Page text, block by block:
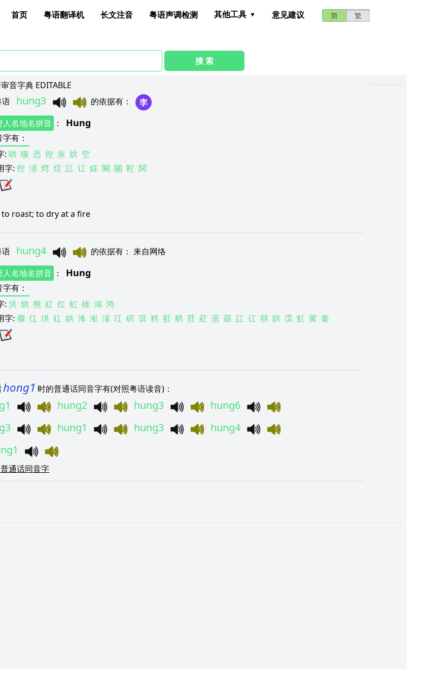
简 繁
首页 粤语翻译机 长文注音 粤语声调检测 其他工具 意见建议
搜 索
音字典 EDITABLE
语 hung3 的依据有 ：
李
人名地名拼音 ： Hung
字有 ：
: 哄 嗅 恐 控 汞 烘 空
字: 倥 澒 焪 熍 訌 讧 銾 闀 闂 鞚 鬨
roast; to dry at a fire
语 hung4 的依据有 ：来自网络
人名地名拼音 ： Hung
字有 ：
: 洪 烘 熊 紅 红 虹 雄 鴻 鸿
字: 㑳 仜 垬 妅 娂 洚 渱 潂 玒 硔 篊 粠 羾 舼 荭 葒 葓 蕻 訌 讧 谼 鉷 霟 魟 黉 黌
hong1 时的普通话同音字有(对照粤语读音)：
hung2 hung3 hung6
hung1 hung3 hung4
通话同音字